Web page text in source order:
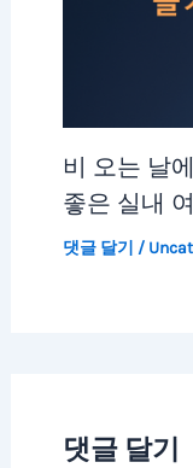
비 오는 날
좋은 실내
댓글 달기 /
댓글 달기